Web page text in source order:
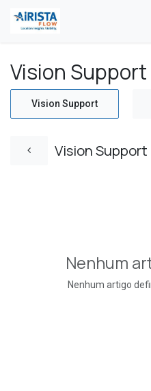
Vision Support
Vision Support
Vision Support
Nenhum
Nenhum artigo